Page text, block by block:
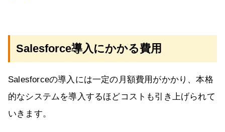
Salesforce導入にかかる費用
Salesforceの導入には一定の月額費用がかかり、本格
的なシステムを導入するほどコストも引き上げられて
いきます。